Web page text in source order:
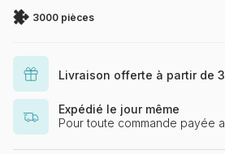
3000 pièces
Livraison offerte à partir de
Expédié le jour même
Pour toute commande payée